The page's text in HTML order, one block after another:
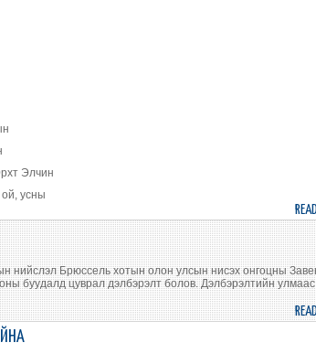
Элчин
усны
нийслэл Брюссель хотын олон улсын нисэх онгоцны
буудалд цуврал дэлбэрэлт болов. Дэлбэрэлтийн